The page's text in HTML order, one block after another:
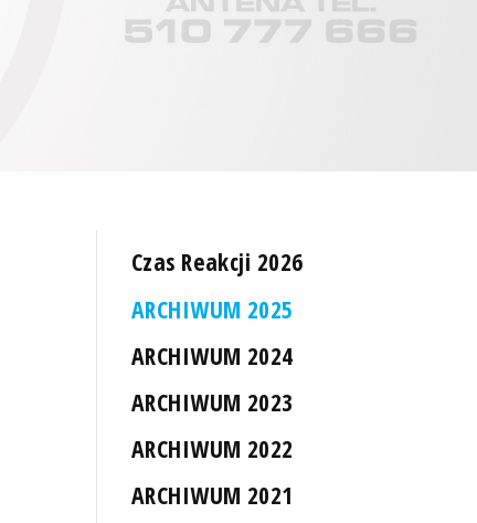
Czas Reakcji 2026
ARCHIWUM 2025
ARCHIWUM 2024
ARCHIWUM 2023
ARCHIWUM 2022
ARCHIWUM 2021